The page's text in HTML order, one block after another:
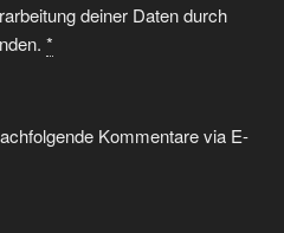
deiner Daten durch
*
Kommentare via E-